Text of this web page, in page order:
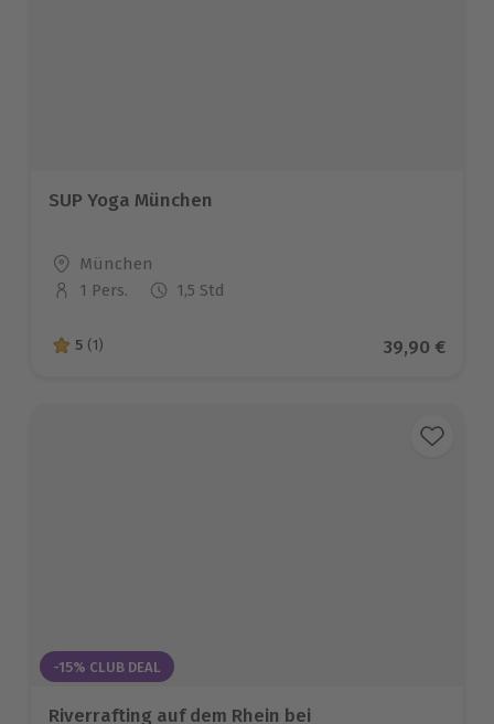
SUP Yoga München
Standort
München
Anzahl der Teilnehmer
1 Pers. 1,5 Std
5 von 5 Sternen basierend auf 1 Bewertungen
5 (1) Aktueller
39,90 €
-15% CLUB DEAL
Riverrafting auf dem Rhein bei